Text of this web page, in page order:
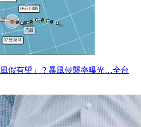
假有望」？暴風侵襲率曝光…全台